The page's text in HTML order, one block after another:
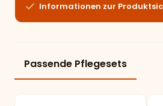
Informationen zur
Passende Pflegesets